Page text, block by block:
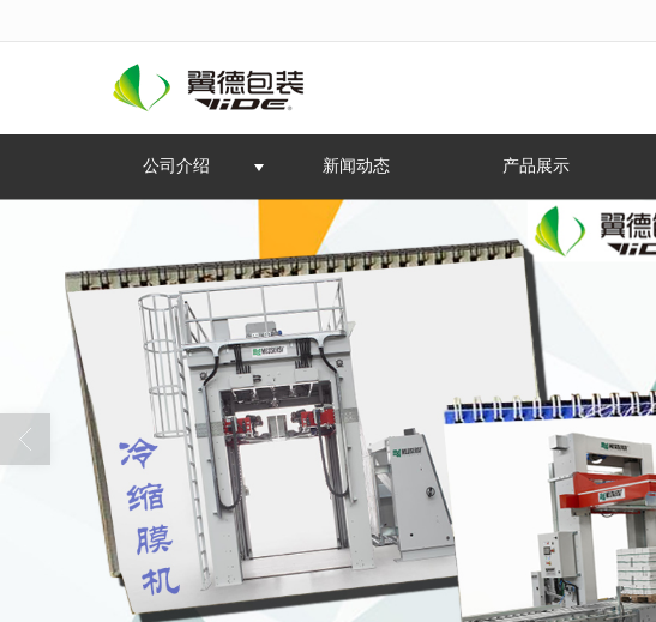
公司介绍 新闻动态 产品展示